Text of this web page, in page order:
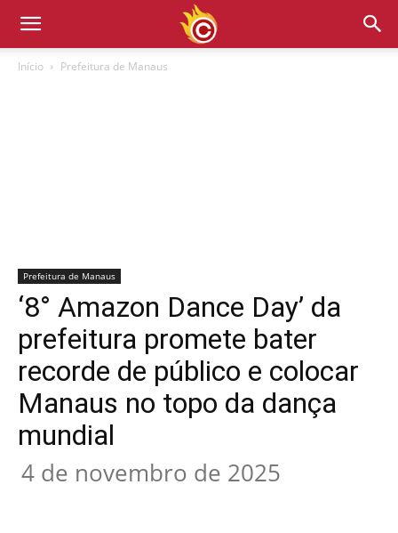
Início Prefeitura de Manaus
Prefeitura de Manaus
‘8° Amazon Dance Day’ da
prefeitura promete bater
recorde de público e colocar
Manaus no topo da dança
mundial
4 de novembro de 2025